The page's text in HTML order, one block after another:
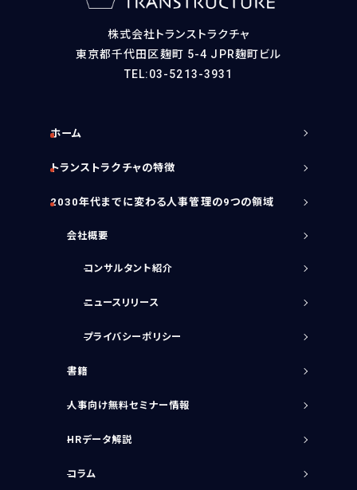
株式会社トランストラクチャ
東京都千代田区麹町 5-4 JPR麹町ビル
TEL:03-5213-3931
ホーム
トランストラクチャの特徴
2030年代までに変わる人事管理の9つの領域
会社概要
コンサルタント紹介
ニュースリリース
プライバシーポリシー
書籍
人事向け無料セミナー情報
HRデータ解説
コラム